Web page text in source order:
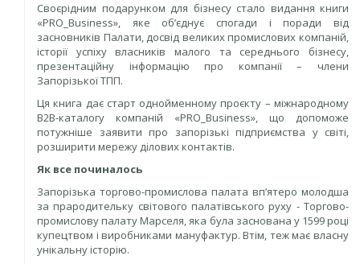
Своєрідним подарунком для бізнесу стало видання книги
«PRO_Business», яке об’єднує спогади і поради від
засновників Палати, досвід великих промислових компаній,
історії успіху власників малого та середнього бізнесу,
презентаційну інформацію про компанії – члени
Запорізької ТПП.
Ця книга дає старт однойменному проєкту – міжнародному
В2В-каталогу компаній «PRO_Business», що допоможе
потужніше заявити про запорізькі підприємства у світі,
розширити мережу ділових контактів.
Як все починалось
Запорізька торгово-промислова палата вп’ятеро молодша
за прародительку світового палатівського руху - Торгово-
промислову палату Марселя, яка була заснована у 1599 році
купецтвом і виробниками мануфактур. Втім, теж має власну
унікальну історію.